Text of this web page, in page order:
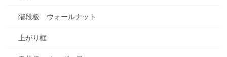
階段板 ウォールナット
上がり框